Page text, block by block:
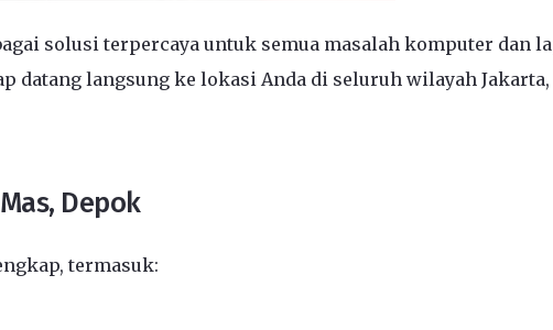
solusi terpercaya untuk semua masalah komputer dan
langsung ke lokasi Anda di seluruh wilayah Jakarta,
Depok
termasuk: